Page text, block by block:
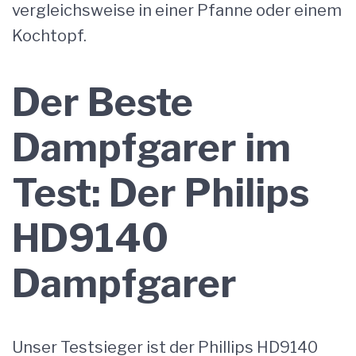
vergleichsweise in einer Pfanne oder einem
Kochtopf.
Der Beste
Dampfgarer im
Test: Der Philips
HD9140
Dampfgarer
Unser Testsieger ist der Phillips HD9140